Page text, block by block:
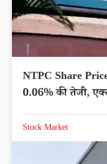
NTPC Share
0.06% की तेजी,
Stock Market